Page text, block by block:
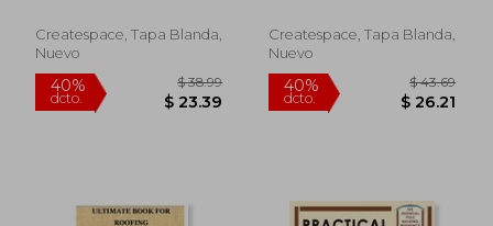
and Easy (en Inglés)
Createspace, Tapa Blanda,
Nuevo
Createspace, Tapa Blanda,
Nuevo